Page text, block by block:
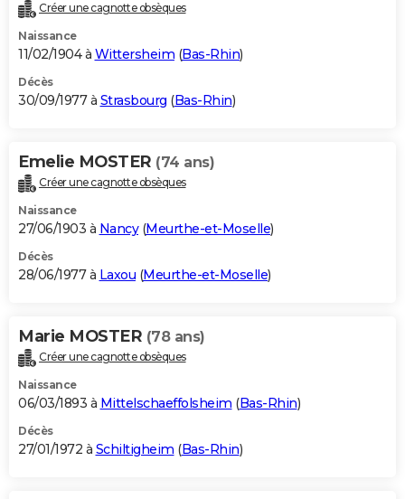
Créer une cagnotte obsèques
Naissance
11/02/1904 à Wittersheim (Bas-Rhin)
Décès
30/09/1977 à Strasbourg (Bas-Rhin)
Emelie MOSTER (74 ans)
Créer une cagnotte obsèques
Naissance
27/06/1903 à Nancy(Meurthe-et-Moselle)
Décès
28/06/1977 à Laxou (Meurthe-et-Moselle)
Marie MOSTER (78 ans)
Créer une cagnotte obsèques
Naissance
06/03/1893 à Mittelschaeffolsheim (Bas-Rhin)
Décès
27/01/1972 à Schiltigheim (Bas-Rhin)